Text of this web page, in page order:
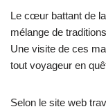
Le cœur battant de
mélange de
Une visite de ces
tout voyageur en
Selon le site web